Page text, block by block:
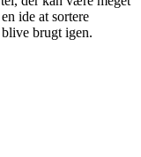
ide at sortere
brugt igen.